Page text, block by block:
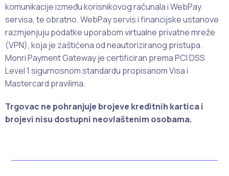
komunikacije između korisnikovog računala i WebPay
servisa, te obratno. WebPay servis i financijske ustanove
razmjenjuju podatke uporabom virtualne privatne mreže
(VPN), koja je zaštićena od neautoriziranog pristupa.
Monri Payment Gateway je certificiran prema PCI DSS
Level 1 sigurnosnom standardu propisanom Visa i
Mastercard pravilima.
Trgovac ne pohranjuje brojeve kreditnih kartica i
brojevi nisu dostupni neovlaštenim osobama.